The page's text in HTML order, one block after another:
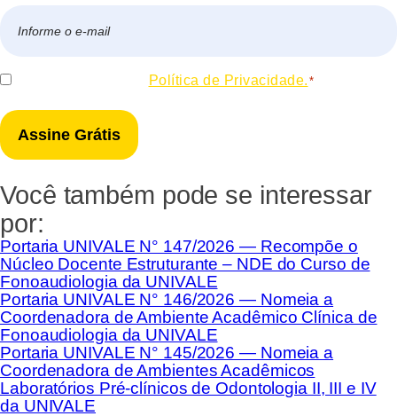
mail
Consentir Política de Privacidade. *
Você também pode se interessar
por:
Portaria UNIVALE N° 147/2026 — Recompõe o
Núcleo Docente Estruturante – NDE do Curso de
Fonoaudiologia da UNIVALE
Portaria UNIVALE N° 146/2026 — Nomeia a
Coordenadora de Ambiente Acadêmico Clínica de
Fonoaudiologia da UNIVALE
Portaria UNIVALE N° 145/2026 — Nomeia a
Coordenadora de Ambientes Acadêmicos
Laboratórios Pré-clínicos de Odontologia II, III e IV
da UNIVALE